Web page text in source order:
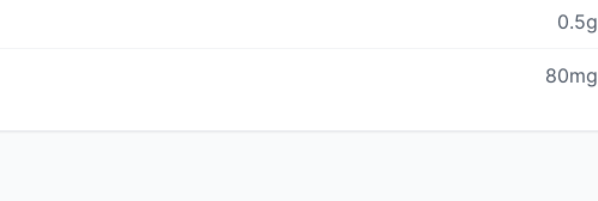
0.5g
80mg